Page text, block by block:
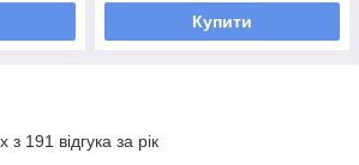
Купити
191 відгука за рік